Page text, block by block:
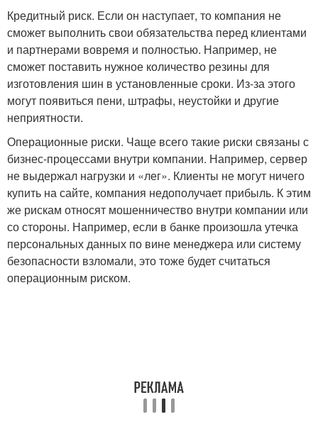
Кредитный риск. Если он наступает, то компания не
сможет выполнить свои обязательства перед клиентами
и партнерами вовремя и полностью. Например, не
сможет поставить нужное количество резины для
изготовления шин в установленные сроки. Из-за этого
могут появиться пени, штрафы, неустойки и другие
неприятности.
Операционные риски. Чаще всего такие риски связаны с
бизнес-процессами внутри компании. Например, сервер
не выдержал нагрузки и «лег». Клиенты не могут ничего
купить на сайте, компания недополучает прибыль. К этим
же рискам относят мошенничество внутри компании или
со стороны. Например, если в банке произошла утечка
персональных данных по вине менеджера или систему
безопасности взломали, это тоже будет считаться
операционным риском.